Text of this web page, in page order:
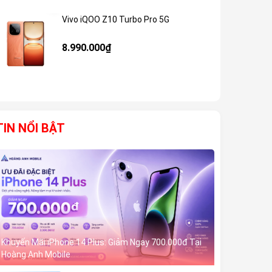
Vivo iQOO Z10 Turbo Pro 5G
8.990.000₫
NỔI BẬT
Khuyến Mãi iPhone 14 Plus: Giảm Ngay 700.000đ Tại
Hoàng Anh Mobile